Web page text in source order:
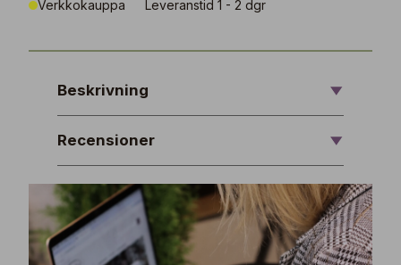
Verkkokauppa Leveranstid 1 - 2 dgr
Beskrivning
Recensioner